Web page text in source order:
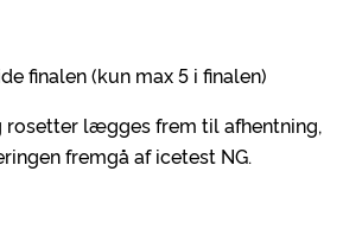
finalen (kun max 5 i finalen)
lægges frem til afhentning,
fremgå af icetest NG.